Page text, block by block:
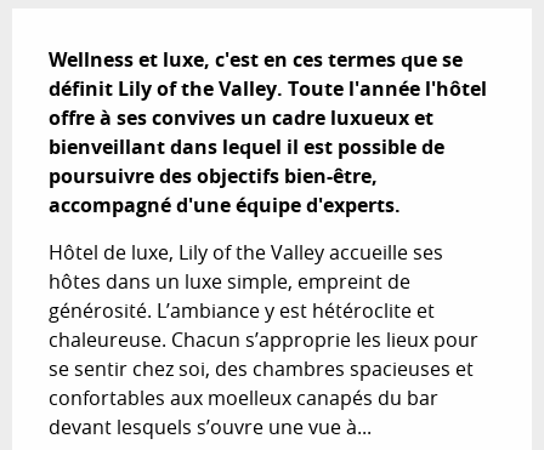
Wellness et luxe, c'est en ces termes que se
définit Lily of the Valley. Toute l'année l'hôtel
offre à ses convives un cadre luxueux et
bienveillant dans lequel il est possible de
poursuivre des objectifs bien-être,
accompagné d'une équipe d'experts.
Hôtel de luxe, Lily of the Valley accueille ses
hôtes dans un luxe simple, empreint de
générosité. L’ambiance y est hétéroclite et
chaleureuse. Chacun s’approprie les lieux pour
se sentir chez soi, des chambres spacieuses et
confortables aux moelleux canapés du bar
devant lesquels s’ouvre une vue à...